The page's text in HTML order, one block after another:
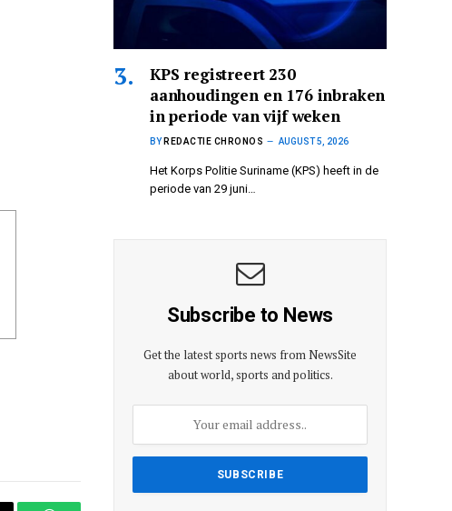
KPS registreert 230
aanhoudingen en 176 inbraken
in periode van vijf weken
BY REDACTIE CHRONOS AUGUST 5, 2026
Het Korps Politie Suriname (KPS) heeft in de
periode van 29 juni…
Subscribe to News
Get the latest sports news from NewsSite
about world, sports and politics.